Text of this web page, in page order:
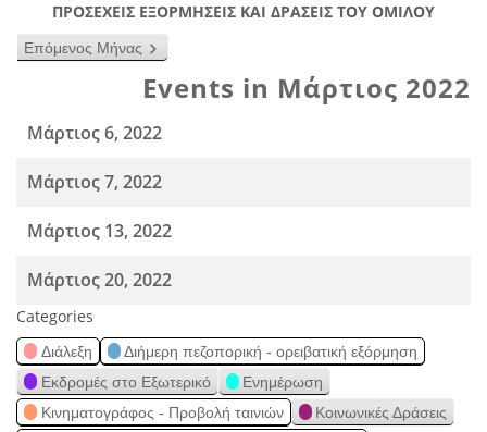
ΠΡΟΣΕΧΕΙΣ ΕΞΟΡΜΗΣΕΙΣ ΚΑΙ ΔΡΑΣΕΙΣ ΤΟΥ ΟΜΙΛΟΥ
Επόμενος Μήνας
Events in Μάρτιος 2022
Μάρτιος 6, 2022
Μάρτιος 7, 2022
Μάρτιος 13, 2022
Μάρτιος 20, 2022
Categories
Διάλεξη
Διήμερη πεζοπορική - ορειβατική εξόρμηση
Εκδρομές στο Εξωτερικό
Ενημέρωση
Κινηματογράφος - Προβολή ταινιών
Κοινωνικές Δράσεις